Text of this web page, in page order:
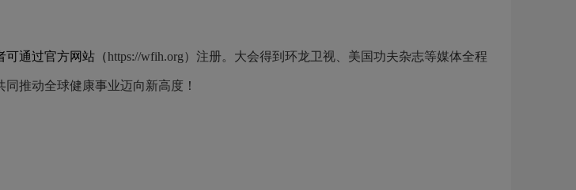
可通过官方网站（https://wfih.org）注册。大会得到环龙卫视、美国功夫杂志等媒体全程
推动全球健康事业迈向新高度！